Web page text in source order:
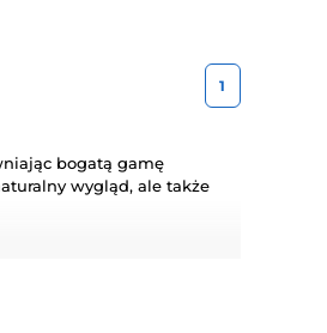
1
bogatą gamę
wygląd, ale także